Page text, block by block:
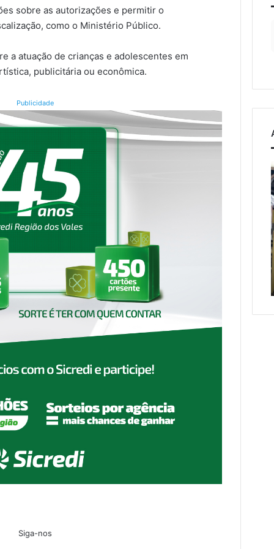
sobre as autorizações e permitir o
como o Ministério Público.
a atuação de crianças e adolescentes em
publicitária ou econômica.
Publicidade
Siga-nos
federal
e
e
arte
de
projetar
o
dom
5 de agosto de 2026
A arte de projetar o dom
de cuidar
5 de agosto
Encontro